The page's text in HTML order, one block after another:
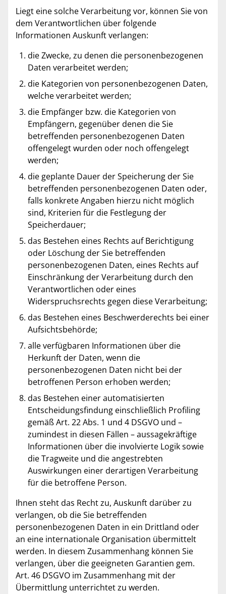
Liegt eine solche Verarbeitung vor, können Sie von
dem Verantwortlichen über folgende
Informationen Auskunft verlangen:
die Zwecke, zu denen die personenbezogenen
Daten verarbeitet werden;
die Kategorien von personenbezogenen Daten,
welche verarbeitet werden;
die Empfänger bzw. die Kategorien von
Empfängern, gegenüber denen die Sie
betreffenden personenbezogenen Daten
offengelegt wurden oder noch offengelegt
werden;
die geplante Dauer der Speicherung der Sie
betreffenden personenbezogenen Daten oder,
falls konkrete Angaben hierzu nicht möglich
sind, Kriterien für die Festlegung der
Speicherdauer;
das Bestehen eines Rechts auf Berichtigung
oder Löschung der Sie betreffenden
personenbezogenen Daten, eines Rechts auf
Einschränkung der Verarbeitung durch den
Verantwortlichen oder eines
Widerspruchsrechts gegen diese Verarbeitung;
das Bestehen eines Beschwerderechts bei einer
Aufsichtsbehörde;
alle verfügbaren Informationen über die
Herkunft der Daten, wenn die
personenbezogenen Daten nicht bei der
betroffenen Person erhoben werden;
das Bestehen einer automatisierten
Entscheidungsfindung einschließlich Profiling
gemäß Art. 22 Abs. 1 und 4 DSGVO und –
zumindest in diesen Fällen – aussagekräftige
Informationen über die involvierte Logik sowie
die Tragweite und die angestrebten
Auswirkungen einer derartigen Verarbeitung
für die betroffene Person.
Ihnen steht das Recht zu, Auskunft darüber zu
verlangen, ob die Sie betreffenden
personenbezogenen Daten in ein Drittland oder
an eine internationale Organisation übermittelt
werden. In diesem Zusammenhang können Sie
verlangen, über die geeigneten Garantien gem.
Art. 46 DSGVO im Zusammenhang mit der
Übermittlung unterrichtet zu werden.